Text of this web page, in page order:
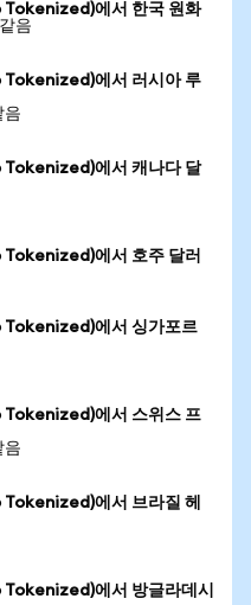
에서 한국 원화
음
에서 러시아 루
음
에서 캐나다 달
에서 호주 달러
에서 싱가포르
에서 스위스 프
음
에서 브라질 헤
에서 방글라데시